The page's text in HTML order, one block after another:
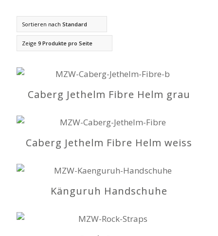
Sortieren nach Standard
Zeige 9 Produkte pro Seite
Caberg Jethelm Fibre Helm grau
Caberg Jethelm Fibre Helm weiss
Känguruh Handschuhe